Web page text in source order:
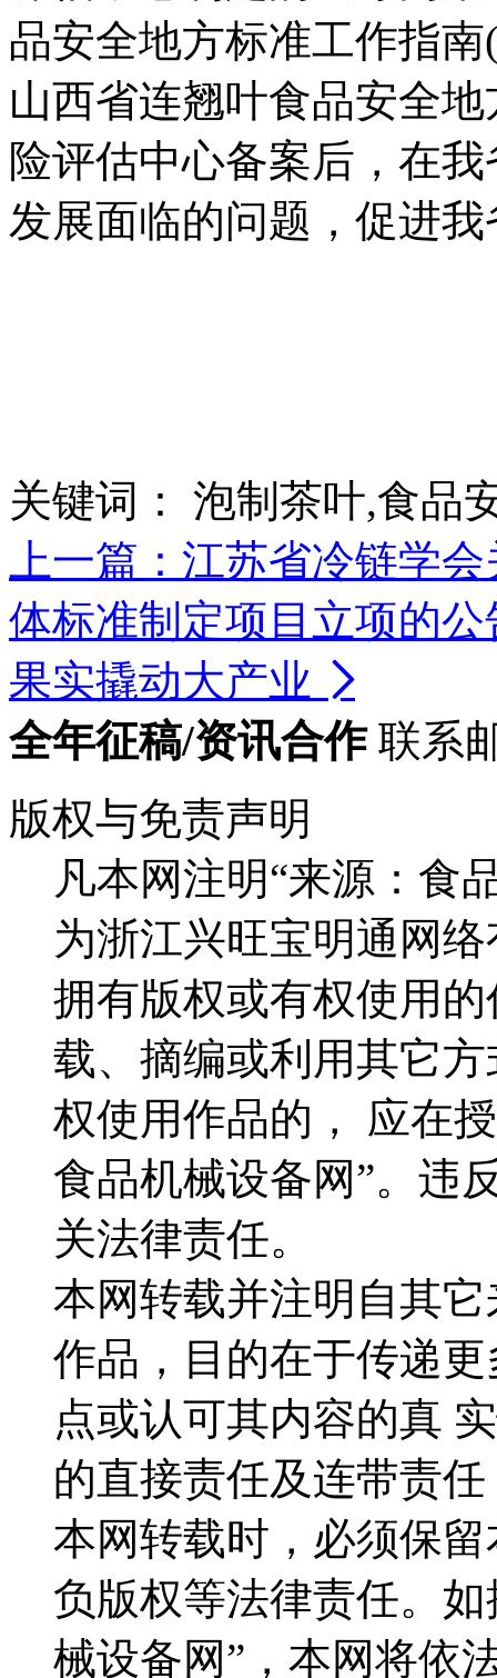
品安全地方标准工作指
山西省连翘叶食品安全
险评估中心备案后，在
发展面临的问题，促进
关键词：
泡制茶叶,食品
上一篇：江苏省冷链学
体标准制定项目立项的公
果实撬动大产业 
全年征稿/资讯合作 联系
版权与免责声明
凡本网注明“来源：食
为浙江兴旺宝明通网
拥有版权或有权使用
载、摘编或利用其它
权使用作品的， 应在
食品机械设备网”。违
关法律责任。
本网转载并注明自其
作品，目的在于传递
点或认可其内容的真
的直接责任及连带责
本网转载时，必须保
负版权等法律责任。
械设备网”，本网将依